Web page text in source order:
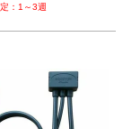
1～3週